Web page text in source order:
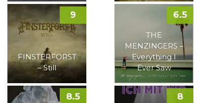
FINSTERFORST
– Still
9
THE
MENZINGERS –
Everything I
Ever Saw
6.5
8.5 8